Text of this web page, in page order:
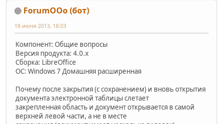
ForumOOo (бот)
18 июня 2013, 18:03
Компонент: Общие вопросы
Версия продукта: 4.0.x
Сборка: LibreOffice
ОС: Windows 7 Домашняя расширенная
Почему после закрытия (с сохранением) и вновь открытия
документа электронной таблицы слетает
закрепленная область и документ открывается в самой
верхней левой части, а не в месте